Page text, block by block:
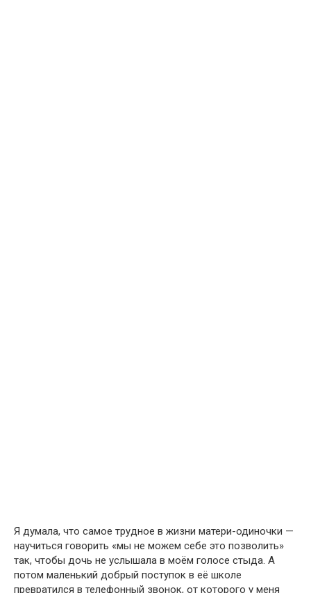
Я думала, что самое трудное в жизни матери-одиночки —
научиться говорить «мы не можем себе это позволить»
так, чтобы дочь не услышала в моём голосе стыда. А
потом маленький добрый поступок в её школе
превратился в телефонный звонок, от которого у меня